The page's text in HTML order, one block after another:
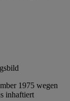
1975 wegen
inhaftiert